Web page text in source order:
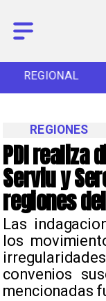
REGIONAL
PDI realiza
Serviu y
regiones
Las
los
convenios
mencionadas
REGIONES